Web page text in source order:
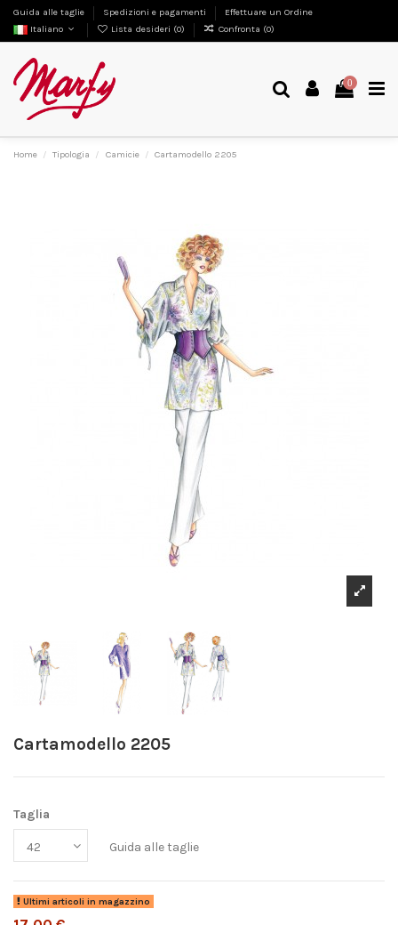
Guida alle taglie Spedizioni e pagamenti
Effettuare un Ordine
Italiano
Lista desideri (0) Confronta (0)
0
Home Tipologia Camicie Cartamodello 2205
Cartamodello 2205
Taglia
Guida alle taglie
Ultimi articoli in magazzino